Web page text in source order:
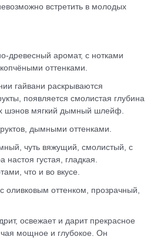
встретить в молодых
древесный аромат, с нотками
оттенками.
гайвани раскрываются
появляется смолистая глубина
шэнов мягкий дымный шлейф.
дымными оттенками.
чуть вяжущий, смолистый, с
настоя густая, гладкая.
что и во вкусе.
оливковым оттенком, прозрачный,
освежает и дарит прекрасное
мощное и глубокое. Он